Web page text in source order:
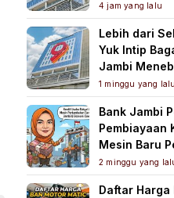
4 jam yang lalu
Lebih dari
Yuk Intip
Jambi
untuk
1 minggu yang lalu
Bank Jambi
Pembiayaan
Mesin Baru
Ekonomi
2 minggu yang
Daftar Harga